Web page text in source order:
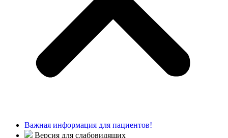
Важная информация для пациентов!
Версия для слабовидящих